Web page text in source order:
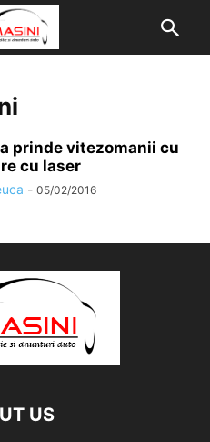
prinde vitezomanii cu
cu laser
- 05/02/2016
US